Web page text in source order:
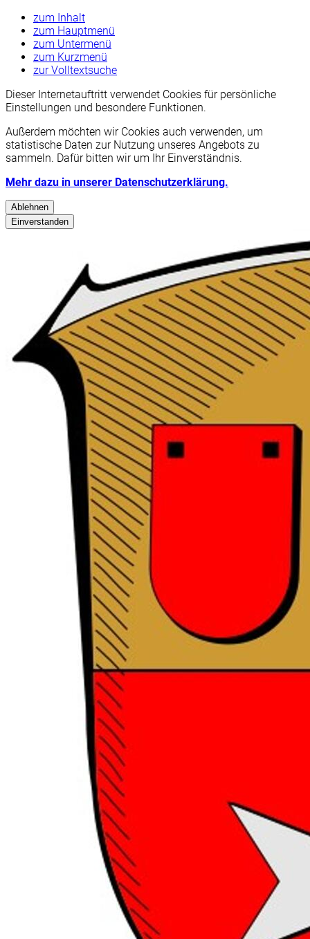
zum Inhalt
zum Hauptmenü
zum Untermenü
zum Kurzmenü
zur Volltextsuche
Dieser Internetauftritt verwendet Cookies für persönliche
Einstellungen und besondere Funktionen.
Außerdem möchten wir Cookies auch verwenden, um
statistische Daten zur Nutzung unseres Angebots zu
sammeln. Dafür bitten wir um Ihr Einverständnis.
Mehr dazu in unserer Datenschutzerklärung.
Ablehnen
Einverstanden